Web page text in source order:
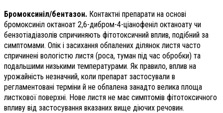
Бромоксиніл/бентазон. Кон­тактні препарати на основі
бромоксиніл октаноат 2,6-дибром-4-ціанофеніл октаноату чи
бензотіадіазолів спричиняють фітотоксичний вплив, подібний за
симптомами. Опік і засихання обпалених ділянок листя часто
спричинені вологістю листя (роса, туман під час обробки) та
подальшими низькими температурами. Як правило, вплив на
урожайність незначний, коли препарат застосували в
регламентовані терміни й не обпалена занадто велика площа
листкової поверхні. Нове листя не має симптомів фітотоксичного
впливу від застосування вказаних вище діючих речовин.